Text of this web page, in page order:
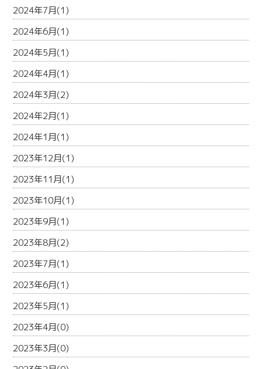
2024年7月(1)
2024年6月(1)
2024年5月(1)
2024年4月(1)
2024年3月(2)
2024年2月(1)
2024年1月(1)
2023年12月(1)
2023年11月(1)
2023年10月(1)
2023年9月(1)
2023年8月(2)
2023年7月(1)
2023年6月(1)
2023年5月(1)
2023年4月(0)
2023年3月(0)